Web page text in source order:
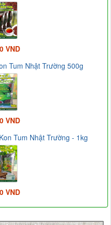
VND
Tum Nhật Trường 500g
VND
Tum Nhật Trường - 1kg
VND